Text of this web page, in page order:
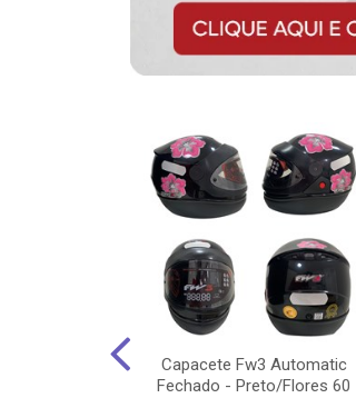
Capacete Fw3 Automatic
Fechado - Preto/Flores 60